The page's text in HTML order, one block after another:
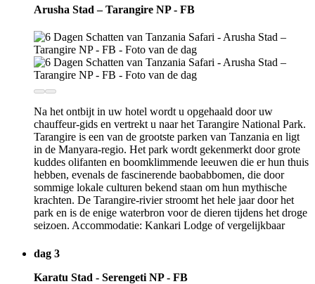
Arusha Stad – Tarangire NP - FB
Na het ontbijt in uw hotel wordt u opgehaald door uw
chauffeur-gids en vertrekt u naar het Tarangire National Park.
Tarangire is een van de grootste parken van Tanzania en ligt
in de Manyara-regio. Het park wordt gekenmerkt door grote
kuddes olifanten en boomklimmende leeuwen die er hun thuis
hebben, evenals de fascinerende baobabbomen, die door
sommige lokale culturen bekend staan om hun mythische
krachten. De Tarangire-rivier stroomt het hele jaar door het
park en is de enige waterbron voor de dieren tijdens het droge
seizoen. Accommodatie: Kankari Lodge of vergelijkbaar
dag 3
Karatu Stad - Serengeti NP - FB